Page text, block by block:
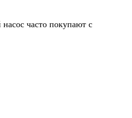
часто покупают с